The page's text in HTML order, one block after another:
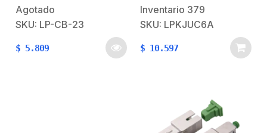
cables sin tener que
reemplazar los cables
existentes, fabricados
con materiales de alta
Agotado
SKU: LP-CB-23
$ 5.809
colores para su correcta
instalación.Características
AcopladorColor:
blindaje. 1 año de
garantía.
Inventario 379
SKU: LPKJUC6A
$ 10.597